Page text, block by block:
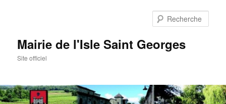
Mairie de l'Isle Saint Georges
Site officiel